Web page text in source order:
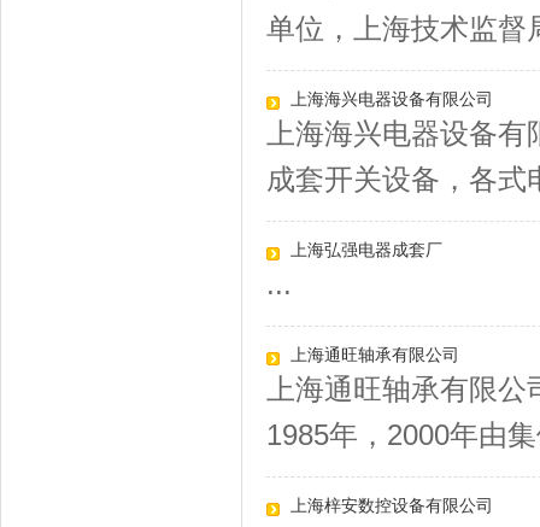
单位，上海技术监督
上海海兴电器设备有限公司
上海海兴电器设备
成套开关设备，各式
上海弘强电器成套厂
...
上海通旺轴承有限公司
上海通旺轴承有限
1985年，2000年由
上海梓安数控设备有限公司